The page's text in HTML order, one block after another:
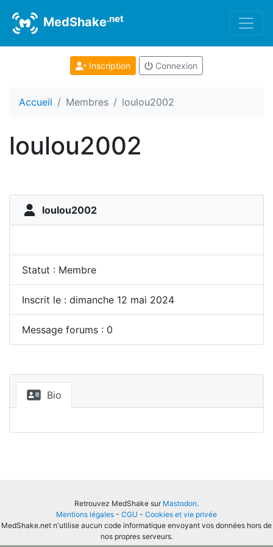
MedShake.net
Inscription Connexion
Accueil Membres loulou2002
loulou2002
loulou2002
Statut : Membre
Inscrit le : dimanche 12 mai 2024
Message forums : 0
Bio
Retrouvez MedShake sur Mastodon.
Mentions légales - CGU - Cookies et vie privée
MedShake.net n'utilise aucun code informatique envoyant vos données hors de
nos propres serveurs.